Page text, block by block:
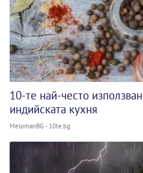
10-те най-често
индийската кухня
MelomanBG - 10te.bg